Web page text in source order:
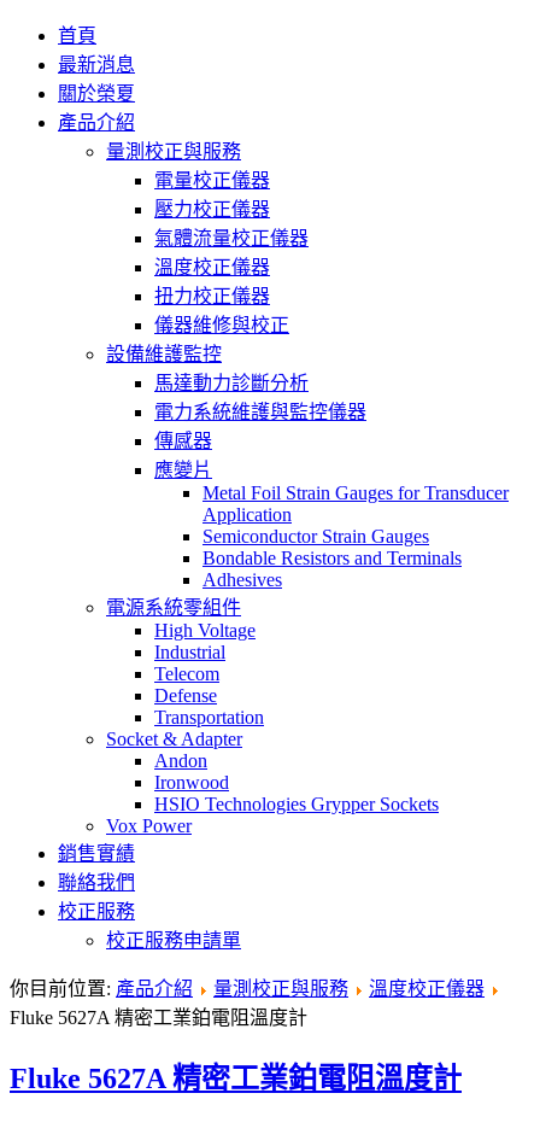
首頁
最新消息
關於榮夏
產品介紹
量測校正與服務
電量校正儀器
壓力校正儀器
氣體流量校正儀器
溫度校正儀器
扭力校正儀器
儀器維修與校正
設備維護監控
馬達動力診斷分析
電力系統維護與監控儀器
傳感器
應變片
Metal Foil Strain Gauges for Transducer
Application
Semiconductor Strain Gauges
Bondable Resistors and Terminals
Adhesives
電源系統零組件
High Voltage
Industrial
Telecom
Defense
Transportation
Socket & Adapter
Andon
Ironwood
HSIO Technologies Grypper Sockets
Vox Power
銷售實績
聯絡我們
校正服務
校正服務申請單
你目前位置: 產品介紹 量測校正與服務
溫度校正儀器
Fluke 5627A 精密工業鉑電阻溫度計
Fluke 5627A 精密工業鉑電阻溫度計